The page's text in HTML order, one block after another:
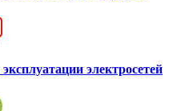
электросетей